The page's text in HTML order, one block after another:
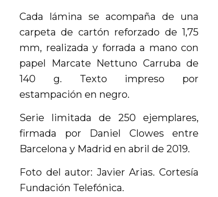
Cada lámina se acompaña de una
carpeta de cartón reforzado de 1,75
mm, realizada y forrada a mano con
papel Marcate Nettuno Carruba de
140 g. Texto impreso por
estampación en negro.
Serie limitada de 250 ejemplares,
firmada por Daniel Clowes entre
Barcelona y Madrid en abril de 2019.
Foto del autor: Javier Arias. Cortesía
Fundación Telefónica.